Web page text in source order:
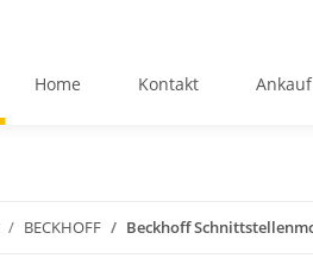
Home Kontakt Ankauf
BECKHOFF Beckhoff